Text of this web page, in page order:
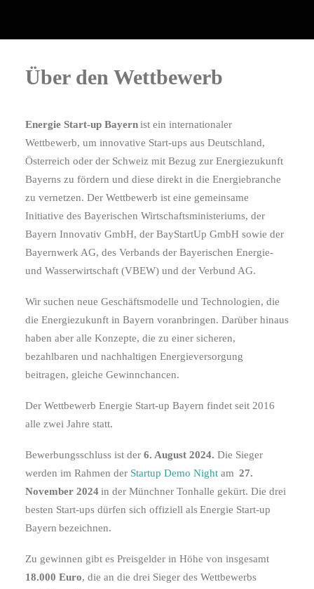
Über den Wettbewerb
Energie Start-up Bayernist ein internationaler
Wettbewerb, um innovative Start-ups aus Deutschland,
Österreich oder der Schweiz mit Bezug zur Energiezukunft
Bayerns zu fördern und diese direkt in die Energiebranche
zu vernetzen. Der Wettbewerb ist eine gemeinsame
Initiative des Bayerischen Wirtschaftsministeriums, der
Bayern Innovativ GmbH, der BayStartUp GmbH sowie der
Bayernwerk AG, des Verbands der Bayerischen Energie-
und Wasserwirtschaft (VBEW) und der Verbund AG.
Wir suchen neue Geschäftsmodelle und Technologien, die
die Energiezukunft in Bayern voranbringen. Darüber hinaus
haben aber alle Konzepte, die zu einer sicheren,
bezahlbaren und nachhaltigen Energieversorgung
beitragen, gleiche Gewinnchancen.
Der Wettbewerb Energie Start-up Bayern findet seit 2016
alle zwei Jahre statt.
Bewerbungsschluss ist der 6. August 2024. Die Sieger
werden im Rahmen der Startup Demo Night am 27.
November 2024in der Münchner Tonhalle gekürt. Die drei
besten Start-ups dürfen sich offiziell alsEnergie Start-up
Bayern bezeichnen.
Zu gewinnen gibt es Preisgelder in Höhe von insgesamt
18.000 Euro, die an die drei Sieger des Wettbewerbs